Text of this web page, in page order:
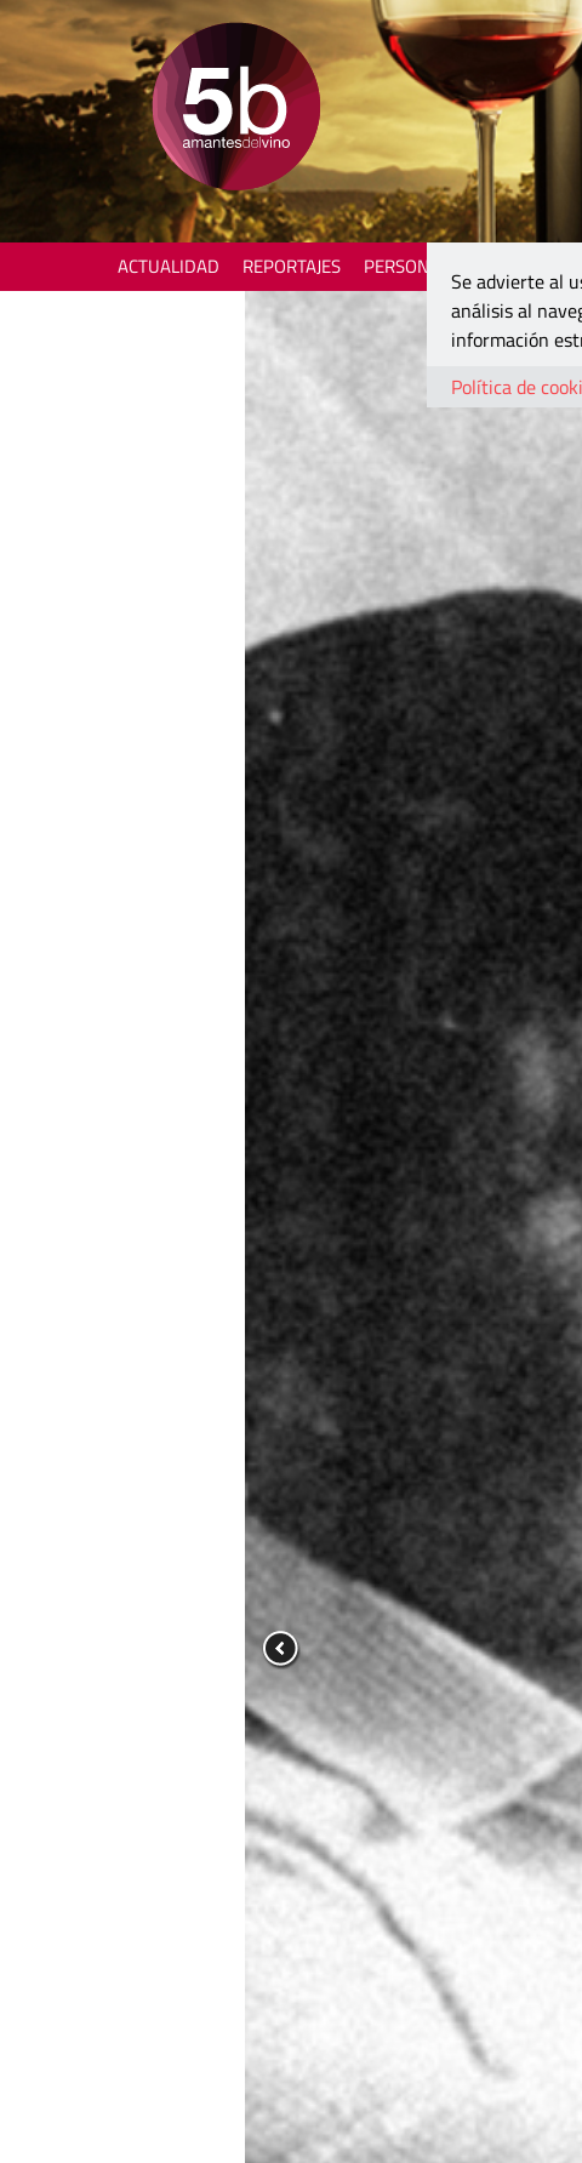
ACTUALIDAD REPORTAJES PERSONAJES
Se advierte al
análisis al
información
Política de